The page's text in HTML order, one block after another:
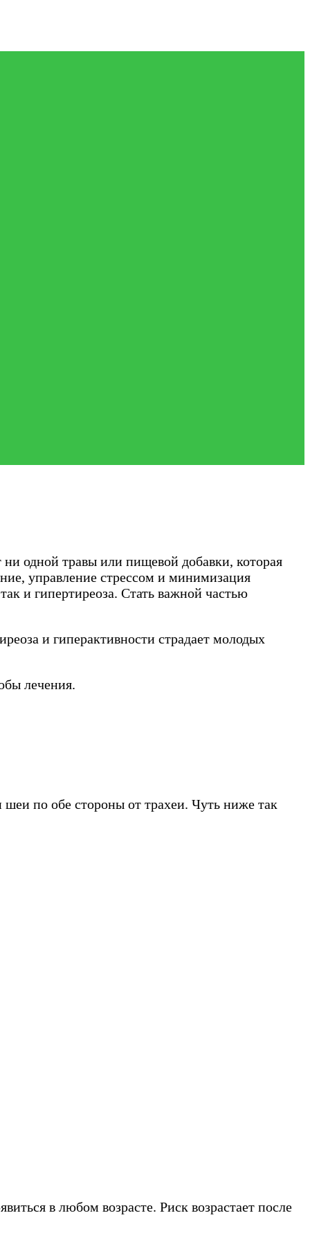
одной травы или пищевой добавки, которая
управление стрессом и минимизация
и гипертиреоза. Стать важной частью
и гиперактивности страдает молодых
лечения.
по обе стороны от трахеи. Чуть ниже так
в любом возрасте. Риск возрастает после